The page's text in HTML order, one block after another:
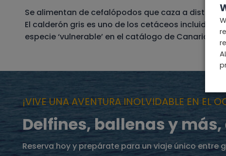
Se alimentan de cefalópodos que caza a
El calderón gris es uno de los cetáceos incluidos
especie ‘vulnerable’ en el catálogo de Canarias
¡VIVE UNA AVENTURA INOLVIDABLE EN EL
Delfines, ballenas y
Reserva hoy y prepárate para un viaje único entre